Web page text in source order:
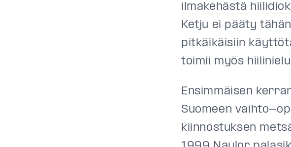
ilmakehästä
Ketju ei pääty
pitkäikäisiin
toimii myös
Ensimmäisen
Suomeen vaihto-
kiinnostuksen